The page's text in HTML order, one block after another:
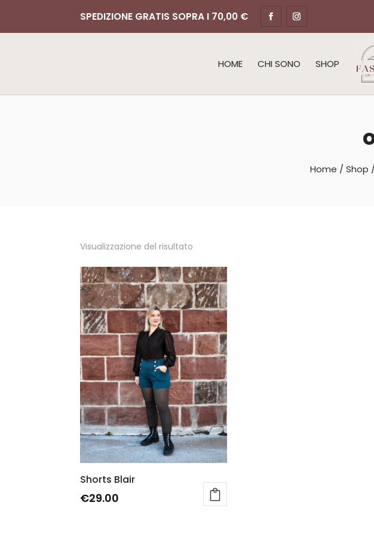
SPEDIZIONE GRATIS SOPRA I 70,00 €
HOME CHI SONO SHOP
Home /Shop
Visualizzazione del risultato
Shorts Blair
€29.00